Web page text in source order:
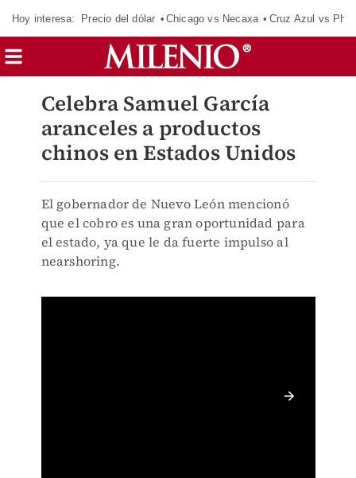
Hoy interesa: Precio del dólar Chicago vs Necaxa Cruz Azul vs
Celebra Samuel García
aranceles a productos
chinos en Estados Unidos
El gobernador de Nuevo León mencionó
que el cobro es una gran oportunidad para
el estado, ya que le da fuerte impulso al
nearshoring.